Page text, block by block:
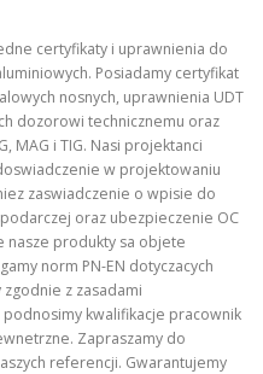
certyfikaty i uprawnienia do
Posiadamy certyfikat
nosnych, uprawnienia UDT
dozorowi technicznemu oraz
MAG i TIG. Nasi projektanci
w projektowaniu
zaswiadczenie o wpisie do
oraz ubezpieczenie OC
nasze produkty sa objete
norm PN-EN dotyczacych
z zasadami
kwalifikacje pracownik
Zapraszamy do
referencji. Gwarantujemy